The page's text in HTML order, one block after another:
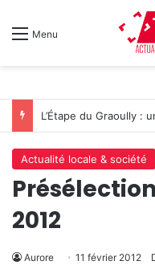
Menu
Actualité locale & société
2012
Aurore 11 février 2012